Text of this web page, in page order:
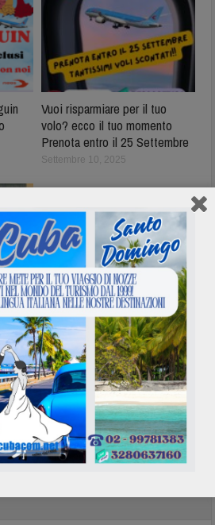
Vuoi risparmiare per il tuo
volo? ecco il tuo momento
Prenota entro il 25 Settembre
Settembre 10, 2025